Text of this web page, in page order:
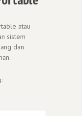
atau
sistem
dan